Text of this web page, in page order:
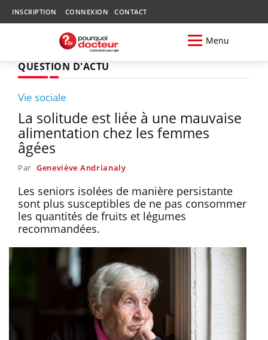
INSCRIPTION CONNEXION CONTACT
Menu
QUESTION D'ACTU
Vie sociale
La solitude est liée à une mauvaise
alimentation chez les femmes
âgées
Par Geneviève Andrianaly
Les seniors isolées de manière persistante
sont plus susceptibles de ne pas consommer
les quantités de fruits et légumes
recommandées.